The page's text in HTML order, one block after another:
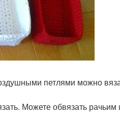
петлями можно
Можете обвязать